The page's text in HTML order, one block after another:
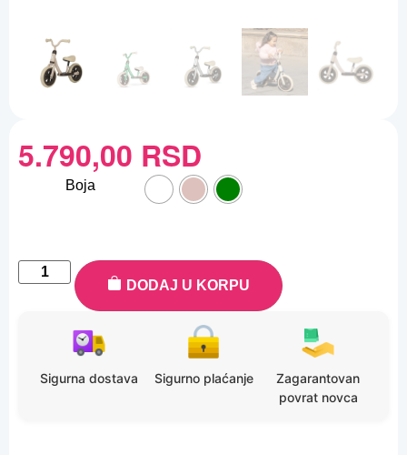
5.790,00 RSD
Boja
DODAJ U KORPU
Sigurna dostava Sigurno plaćanje
Zagarantovan
povrat novca